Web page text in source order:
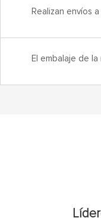
Realizan envíos
El embalaje de